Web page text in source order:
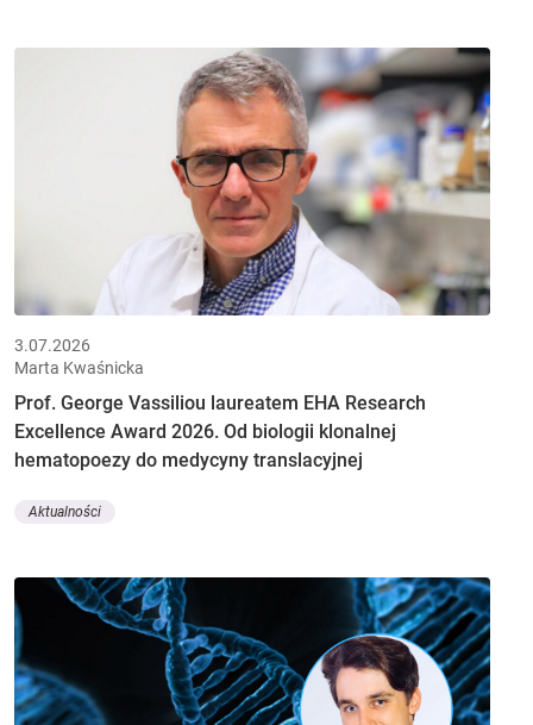
3.07.2026
Marta Kwaśnicka
Prof. George Vassiliou laureatem EHA Research
Excellence Award 2026. Od biologii klonalnej
hematopoezy do medycyny translacyjnej
Aktualności